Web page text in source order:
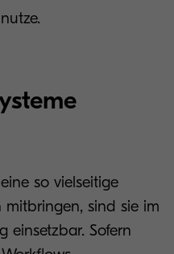
so vielseitige
sind sie im
einsetzbar. Sofern